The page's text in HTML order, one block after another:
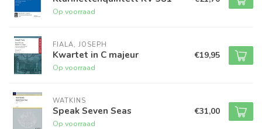
Op voorraad
FIALA, JOSEPH
Kwartet in C majeur
Op voorraad
€19,95
WATKINS
Speak Seven Seas
Op voorraad
€31,00